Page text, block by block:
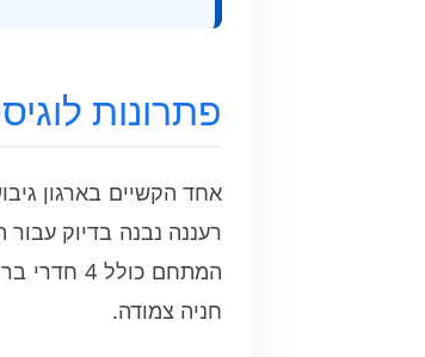
פתרונות
רעננה נבנה בדיוק
המתחם
חניה צמודה.